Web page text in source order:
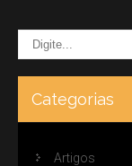
Categorias
Artigos